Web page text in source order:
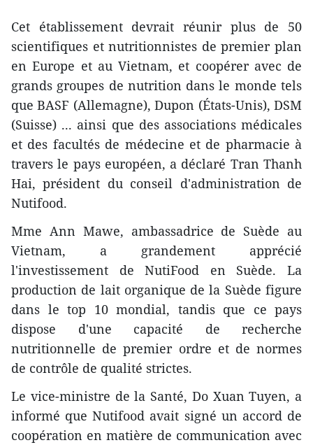
Cet établissement devrait réunir plus de 50
scientifiques et nutritionnistes de premier plan
en Europe et au Vietnam, et coopérer avec de
grands groupes de nutrition dans le monde tels
que BASF (Allemagne), Dupon (États-Unis), DSM
(Suisse) ... ainsi que des associations médicales
et des facultés de médecine et de pharmacie à
travers le pays européen, a déclaré Tran Thanh
Hai, président du conseil d'administration de
Nutifood.
Mme Ann Mawe, ambassadrice de Suède au
Vietnam, a grandement apprécié
l'investissement de NutiFood en Suède. La
production de lait organique de la Suède figure
dans le top 10 mondial, tandis que ce pays
dispose d'une capacité de recherche
nutritionnelle de premier ordre et de normes
de contrôle de qualité strictes.
Le vice-ministre de la Santé, Do Xuan Tuyen, a
informé que Nutifood avait signé un accord de
coopération en matière de communication avec